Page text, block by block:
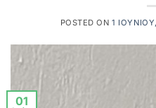
POSTED ON1
01